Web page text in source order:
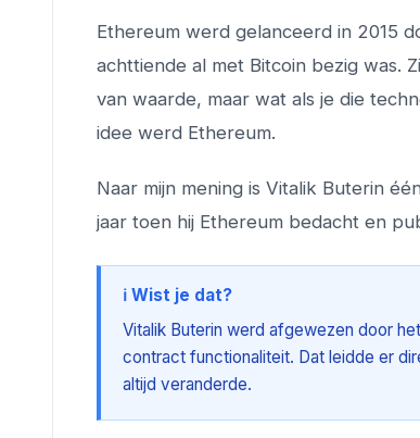
Ethereum werd gelanceerd in 2015
achttiende al met Bitcoin bezig was.
van waarde, maar wat als je die
idee werd Ethereum.
Naar mijn mening is Vitalik Buterin
jaar toen hij Ethereum bedacht en
ℹ️ Wist je dat?
Vitalik Buterin werd afgewezen door
contract functionaliteit. Dat leidde er
altijd veranderde.